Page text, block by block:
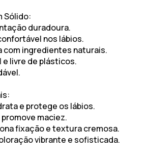
Sólido:
duradoura.
nos lábios.
ingredientes naturais.
livre de plásticos.
e protege os lábios.
maciez.
fixação e textura cremosa.
vibrante e sofisticada.